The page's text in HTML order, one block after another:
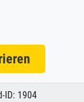
ID: 1904